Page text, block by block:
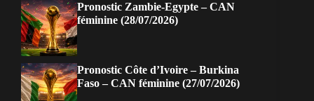
Pronostic Zambie-Egypte – CAN
féminine (28/07/2026)
Pronostic Côte d’Ivoire – Burkina
Faso – CAN féminine (27/07/2026)